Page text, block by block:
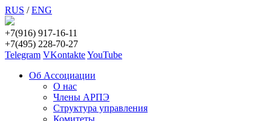
RUS /ENG
+7(916) 917-16-11
+7(495) 228-70-27
Telegram VKontakteYouTube
Об Ассоциации
О нас
Члены АРПЭ
Структура управления
Комитеты